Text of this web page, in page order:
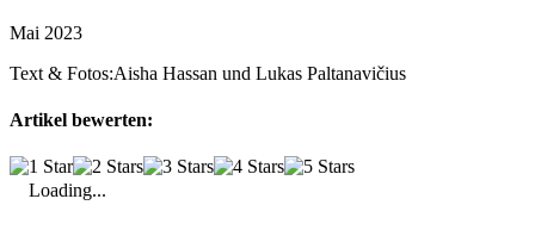
Mai 2023
Text & Fotos:Aisha Hassan und Lukas Paltanavičius
Artikel bewerten:
Loading...